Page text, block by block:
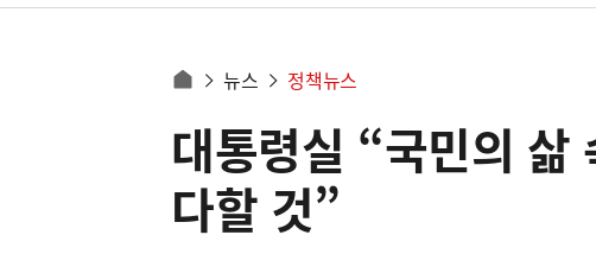
민
으
로
뉴스 정책뉴스
대통령실 “국민의 삶
다할 것”